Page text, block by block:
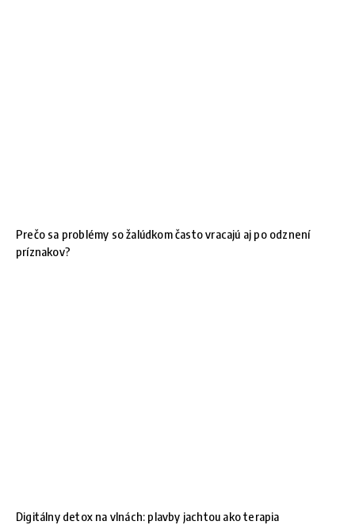
Prečo sa problémy so žalúdkom často vracajú aj po odznení
príznakov?
Digitálny detox na vlnách: plavby jachtou ako terapia